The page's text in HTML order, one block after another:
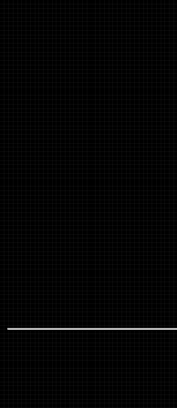
シャクナゲ
花言葉は「威厳
日本では、「ツ
「ホンシャクナ
滋賀県では日
また、育て易
希望が丘の花緑
綺麗に管